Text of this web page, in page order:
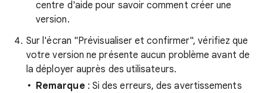
centre d'aide pour savoir comment créer une
version.
Sur l'écran "Prévisualiser et confirmer", vérifiez que
votre version ne présente aucun problème avant de
la déployer auprès des utilisateurs.
Remarque : Si des erreurs, des avertissements